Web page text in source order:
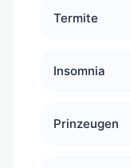
Termite
Insomnia
Prinzeugen